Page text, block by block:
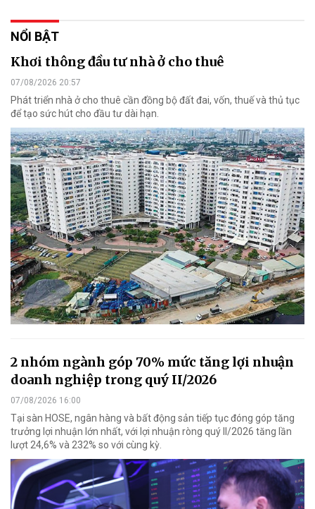
NỔI BẬT
Khơi thông đầu tư nhà ở cho thuê
07/08/2026 20:57
Phát triển nhà ở cho thuê cần đồng bộ đất đai, vốn, thuế và thủ tục
để tạo sức hút cho đầu tư dài hạn.
2 nhóm ngành góp 70% mức tăng lợi nhuận
doanh nghiệp trong quý II/2026
07/08/2026 16:00
Tại sàn HOSE, ngân hàng và bất động sản tiếp tục đóng góp tăng
trưởng lợi nhuận lớn nhất, với lợi nhuận ròng quý II/2026 tăng lần
lượt 24,6% và 232% so với cùng kỳ.